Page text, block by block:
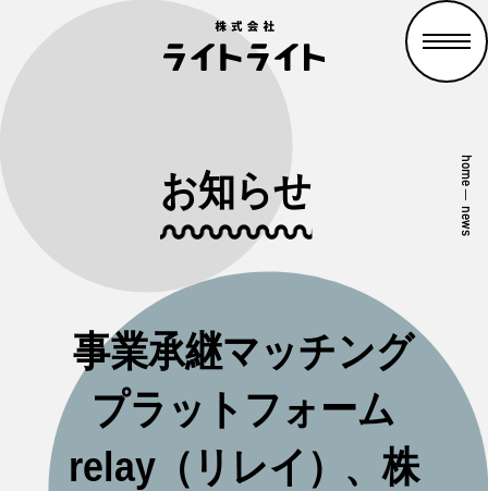
お知らせ
事業承継マッチング
プラットフォーム
relay（リレイ）、株
home
—
news